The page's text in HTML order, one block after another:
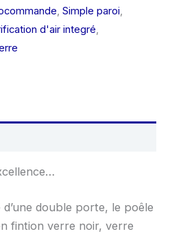
, Simple paroi,
d'air integré,
double porte, le poêle
fintion verre noir, verre